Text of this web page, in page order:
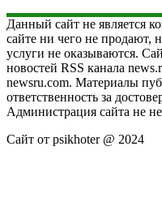
Данный сайт не является
сайте ни чего не продают,
услуги не оказываются.
новостей RSS канала
newsru.com. Материалы
ответственность за
Администрация сайта не
Сайт от psikhoter @ 2024